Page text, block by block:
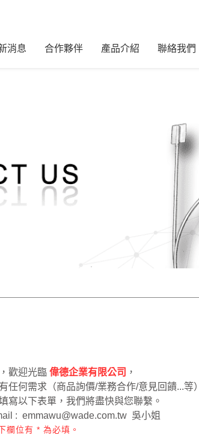
消息 合作夥伴 產品介紹 聯絡我們
歡迎光臨偉德企業有限公司 ，
任何需求（商品詢價/業務合作/意見回饋...等）
寫以下表單，我們將盡快與您聯繫。
: emmawu@wade.com.tw 吳小姐
欄位有 * 為必填。